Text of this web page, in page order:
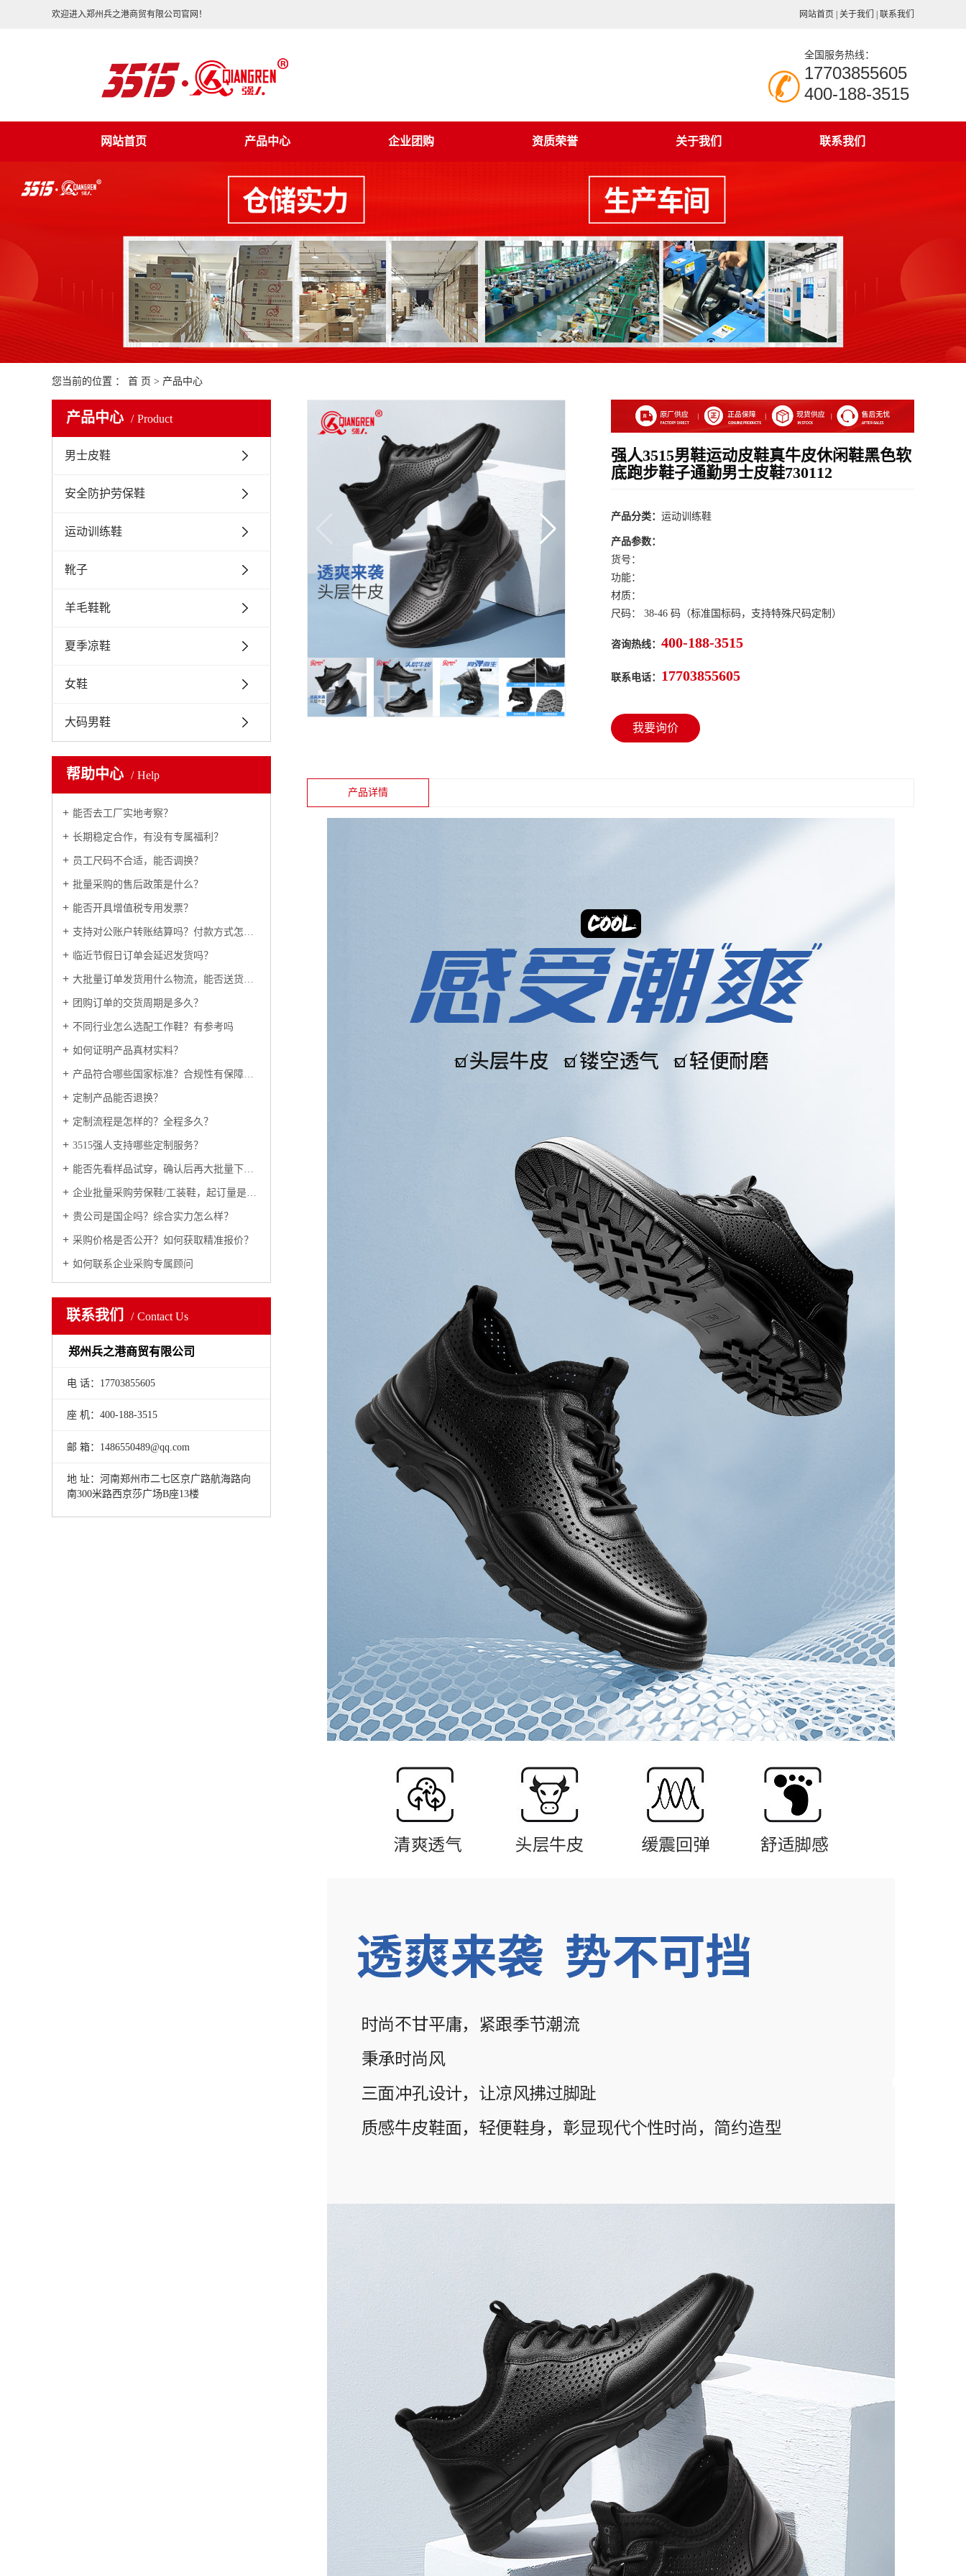
欢迎进入郑州兵之港商贸有限公司官网！ 网站首页 关于我们 联系我们
全国服务热线：
17703855605
400-188-3515
网站首页 产品中心 企业团购 资质荣誉 关于我们 联系我们
您当前的位置 ： 首 页 > 产品中心
产品中心 Product
男士皮鞋
安全防护劳保鞋
运动训练鞋
靴子
羊毛鞋靴
夏季凉鞋
女鞋
大码男鞋
帮助中心 Help
能否去工厂实地考察？
长期稳定合作，有没有专属福利？
员工尺码不合适，能否调换？
批量采购的售后政策是什么？
能否开具增值税专用发票？
支持对公账户转账结算吗？付款方式怎么约定？
临近节假日订单会延迟发货吗？
大批量订单发货用什么物流，能否送货上门？
团购订单的交货周期是多久？
不同行业怎么选配工作鞋？有参考吗
如何证明产品真材实料？
产品符合哪些国家标准？合规性有保障吗？
定制产品能否退换？
定制流程是怎样的？全程多久？
3515强人支持哪些定制服务？
能否先看样品试穿，确认后再大批量下单？
企业批量采购劳保鞋/工装鞋，起订量是多少？
贵公司是国企吗？综合实力怎么样？
采购价格是否公开？如何获取精准报价？
如何联系企业采购专属顾问
联系我们 Contact Us
郑州兵之港商贸有限公司
电 话：17703855605
座 机：400-188-3515
邮 箱：1486550489@qq.com
地 址：河南郑州市二七区京广路航海路向
南300米路西京莎广场B座13楼
强人3515男鞋运动皮鞋真牛皮休闲鞋黑色软
底跑步鞋子通勤男士皮鞋730112
产品分类： 运动训练鞋
产品参数：
货号：
功能：
材质：
尺码： 38-46 码（标准国标码，支持特殊尺码定制）
咨询热线： 400-188-3515
联系电话： 17703855605
我要询价
产品详情